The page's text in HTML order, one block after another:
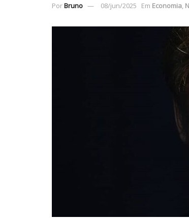
PorBruno 08/jun/2025 Em Economia,